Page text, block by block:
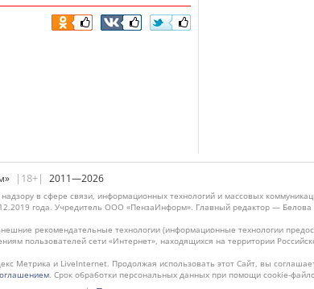
|18+| 2011—2026
в сфере связи, информационных технологий и массовых
года. Учредитель ООО «ПензаИнформ». Главный редактор —
рекомендательные технологии (информационные технологии
пользователей сети «Интернет», находящихся на территории
Метрика и LiveInternet. Продолжая использовать этот Сайт, вы
. Срок обработки персональных данных при помощи cookie-